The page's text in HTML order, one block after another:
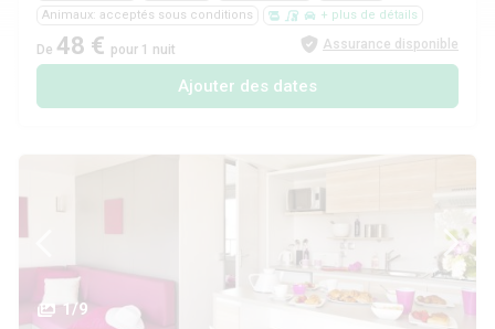
Animaux: acceptés sous conditions
+ plus de détails
De 48 € pour 1 nuit Assurance disponible
Ajouter des dates
1/9